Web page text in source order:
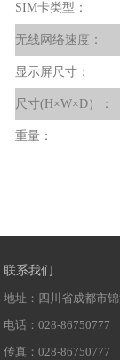
SIM卡类型：
无线网络速度：
显示屏尺寸：
尺寸(H×W×D）：
重量：
联系我们
地址：四川省成都市
电话：028-86750777
传真：028-86750777